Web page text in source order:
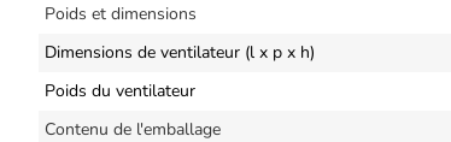
Poids et dimensions
Dimensions de ventilateur (l x p x h)
Poids du ventilateur
Contenu de l'emballage